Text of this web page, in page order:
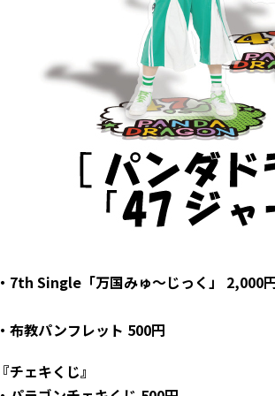
・7th Single「万国みゅ～じっく」 2,000
・布教パンフレット 500円
『チェキくじ』